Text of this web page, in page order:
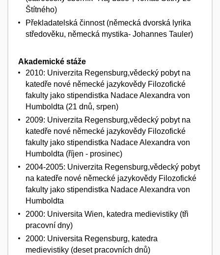
Štítného)
Překladatelská činnost (německá dvorská lyrika
středověku, německá mystika- Johannes Tauler)
Akademické stáže
2010: Univerzita Regensburg,vědecký pobyt na
katedře nové německé jazykovědy Filozofické
fakulty jako stipendistka Nadace Alexandra von
Humboldta (21 dnů, srpen)
2009: Univerzita Regensburg,vědecký pobyt na
katedře nové německé jazykovědy Filozofické
fakulty jako stipendistka Nadace Alexandra von
Humboldta (říjen - prosinec)
2004-2005: Univerzita Regensburg,vědecký pobyt
na katedře nové německé jazykovědy Filozofické
fakulty jako stipendistka Nadace Alexandra von
Humboldta
2000: Universita Wien, katedra medievistiky (tři
pracovní dny)
2000: Universita Regensburg, katedra
medievistiky (deset pracovních dnů)